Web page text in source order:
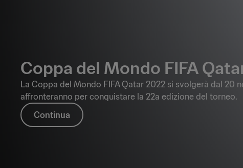
Coppa del Mondo FIFA
La Coppa del Mondo FIFA Qatar 2022 si svolgerà dal 20
affronteranno per conquistare la 22a edizione del torneo.
Continua